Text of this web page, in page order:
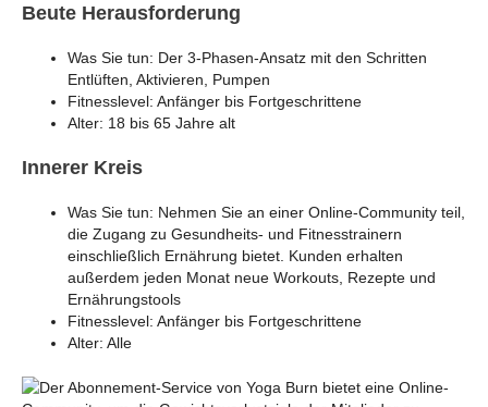
Beute Herausforderung
Was Sie tun: Der 3-Phasen-Ansatz mit den Schritten
Entlüften, Aktivieren, Pumpen
Fitnesslevel: Anfänger bis Fortgeschrittene
Alter: 18 bis 65 Jahre alt
Innerer Kreis
Was Sie tun: Nehmen Sie an einer Online-Community teil,
die Zugang zu Gesundheits- und Fitnesstrainern
einschließlich Ernährung bietet. Kunden erhalten
außerdem jeden Monat neue Workouts, Rezepte und
Ernährungstools
Fitnesslevel: Anfänger bis Fortgeschrittene
Alter: Alle